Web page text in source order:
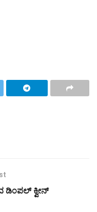
ಡಿಂಪಲ್ ಕ್ವೀನ್